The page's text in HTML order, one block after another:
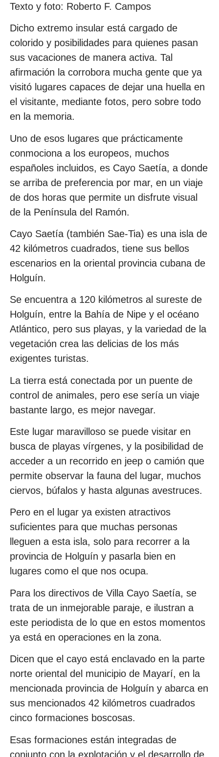
Texto y foto: Roberto F. Campos
Dicho extremo insular está cargado de
colorido y posibilidades para quienes pasan
sus vacaciones de manera activa. Tal
afirmación la corrobora mucha gente que ya
visitó lugares capaces de dejar una huella en
el visitante, mediante fotos, pero sobre todo
en la memoria.
Uno de esos lugares que prácticamente
conmociona a los europeos, muchos
españoles incluidos, es Cayo Saetía, a donde
se arriba de preferencia por mar, en un viaje
de dos horas que permite un disfrute visual
de la Península del Ramón.
Cayo Saetía (también Sae-Tia) es una isla de
42 kilómetros cuadrados, tiene sus bellos
escenarios en la oriental provincia cubana de
Holguín.
Se encuentra a 120 kilómetros al sureste de
Holguín, entre la Bahía de Nipe y el océano
Atlántico, pero sus playas, y la variedad de la
vegetación crea las delicias de los más
exigentes turistas.
La tierra está conectada por un puente de
control de animales, pero ese sería un viaje
bastante largo, es mejor navegar.
Este lugar maravilloso se puede visitar en
busca de playas vírgenes, y la posibilidad de
acceder a un recorrido en jeep o camión que
permite observar la fauna del lugar, muchos
ciervos, búfalos y hasta algunas avestruces.
Pero en el lugar ya existen atractivos
suficientes para que muchas personas
lleguen a esta isla, solo para recorrer a la
provincia de Holguín y pasarla bien en
lugares como el que nos ocupa.
Para los directivos de Villa Cayo Saetía, se
trata de un inmejorable paraje, e ilustran a
este periodista de lo que en estos momentos
ya está en operaciones en la zona.
Dicen que el cayo está enclavado en la parte
norte oriental del municipio de Mayarí, en la
mencionada provincia de Holguín y abarca en
sus mencionados 42 kilómetros cuadrados
cinco formaciones boscosas.
Esas formaciones están integradas de
conjunto con la explotación y el desarrollo de